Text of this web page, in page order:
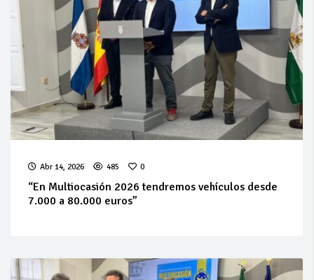
Abr 14, 2026 485 0
“En Multiocasión 2026 tendremos vehículos desde
7.000 a 80.000 euros”